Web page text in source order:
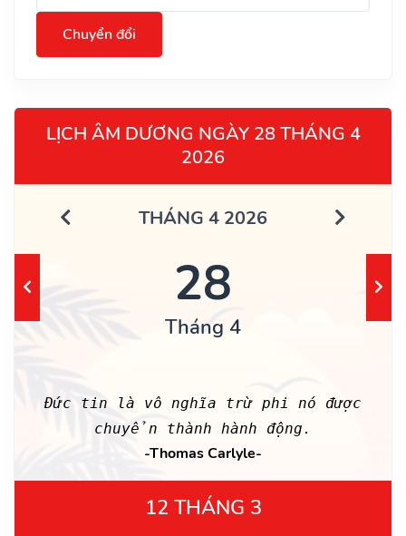
Chuyển đổi
LỊCH ÂM DƯƠNG NGÀY 28 THÁNG 4
2026
THÁNG 4 2026
28
Tháng 4
Đức tin là vô nghĩa trừ phi nó được
chuyển thành hành động.
-Thomas Carlyle-
12 THÁNG 3